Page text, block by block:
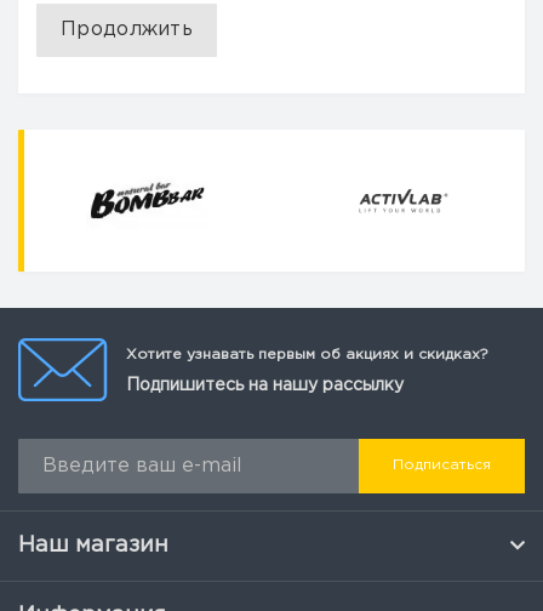
Продолжить
Хотите узнавать первым об акциях и скидках?
Подпишитесь на нашу рассылку
Подписаться
Наш магазин